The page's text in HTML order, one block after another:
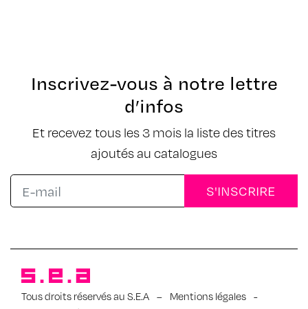
Inscrivez-vous à notre lettre
d’infos
Et recevez tous les 3 mois la liste des titres
ajoutés au catalogues
Tous droits réservés au S.E.A – Mentions légales -